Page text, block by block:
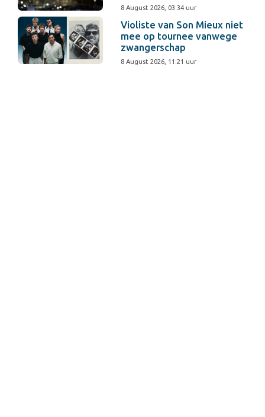
8 August 2026, 03:34 uur
Violiste van Son Mieux niet
mee op tournee vanwege
zwangerschap
8 August 2026, 11:21 uur